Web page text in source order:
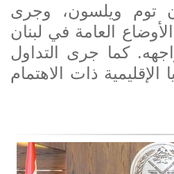
توم ويلسون، وجرى
العامة في لبنان
كما جرى التداول
ذات الاهتمام